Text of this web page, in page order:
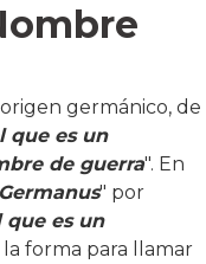
germánico, de
que es un
de guerra". En
Germanus" por
que es un
forma para llamar